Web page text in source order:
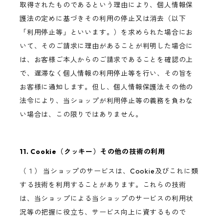
取得されたものであるという理由により、個人情報保
護法の定めに基づきその利用の停止又は消去（以下
「利用停止等」といいます。）を求められた場合にお
いて、そのご請求に理由があることが判明した場合に
は、お客様ご本人からのご請求であることを確認の上
で、遅滞なく個人情報の利用停止等を行い、その旨を
お客様に通知します。但し、個人情報保護法その他の
法令により、当ショップが利用停止等の義務を負わな
い場合は、この限りではありません。
11. Cookie（クッキー）その他の技術の利用
（１） 当ショップのサービスは、Cookie及びこれに類
する技術を利用することがあります。これらの技術
は、当ショップによる当ショップのサービスの利用状
況等の把握に役立ち、サービス向上に資するもので